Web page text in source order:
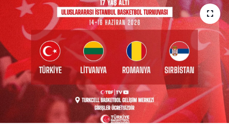
Haber Arşivi